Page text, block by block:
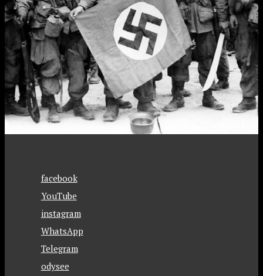
facebook
YouTube
instagram
WhatsApp
Telegram
odysee